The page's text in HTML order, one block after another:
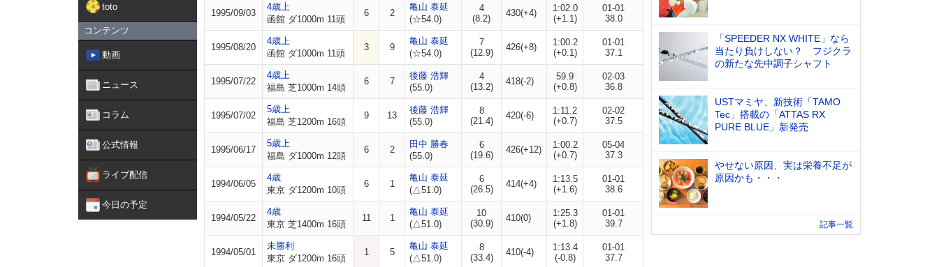
toto
コンテンツ
動画
ニュース
コラム
公式情報
ライブ配信
今日の予定
1995/09/03
4歳上
函館 ダ1000m 11頭
6 2
亀山 泰延
(☆54.0)
4
(8.2)
430(+4)
1:02.0
(+1.1)
01-01
38.0
1995/08/20
4歳上
函館 ダ1000m 11頭
3 9
亀山 泰延
(☆54.0)
7
(12.9)
426(+8)
1:00.2
(+0.1)
01-01
37.1
1995/07/22
4歳上
福島 芝1000m 14頭
6 7
後藤 浩輝
(55.0)
4
(13.2)
418(-2)
59.9
(+0.8)
02-03
36.8
1995/07/02
5歳上
福島 芝1200m 16頭
9 13
後藤 浩輝
(55.0)
8
(21.4)
420(-6)
1:11.2
(+0.7)
02-02
37.5
1995/06/17
5歳上
福島 ダ1000m 12頭
6 2
田中 勝春
(55.0)
6
(19.6)
426(+12)
1:00.2
(+0.7)
05-04
37.3
1994/06/05
4歳
東京 ダ1200m 10頭
6 1
亀山 泰延
(△51.0)
6
(26.5)
414(+4)
1:13.5
(+1.6)
01-01
38.6
1994/05/22
4歳
東京 芝1400m 16頭
11 1
亀山 泰延
(△51.0)
10
(30.9)
410(0)
1:25.3
(+1.8)
01-01
39.7
1994/05/01
未勝利
東京 ダ1200m 16頭
1 5
亀山 泰延
(△51.0)
8
(33.4)
410(-4)
1:13.4
(-0.8)
01-01
37.7
「SPEEDER NX WHITE」なら
当たり負けしない？ フジクラ
の新たな先中調子シャフト
USTマミヤ、新技術「TAMO
Tec」搭載の「ATTAS RX
PURE BLUE」新発売
やせない原因、実は栄養不足が
原因かも・・・
記事一覧